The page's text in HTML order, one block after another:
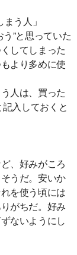
う人」
”と思っていた
してしまった
より多めに使
人は、買った
入しておくと
、好みがころ
うだ。安いか
を使う頃には
がちだ。好み
ないようにし